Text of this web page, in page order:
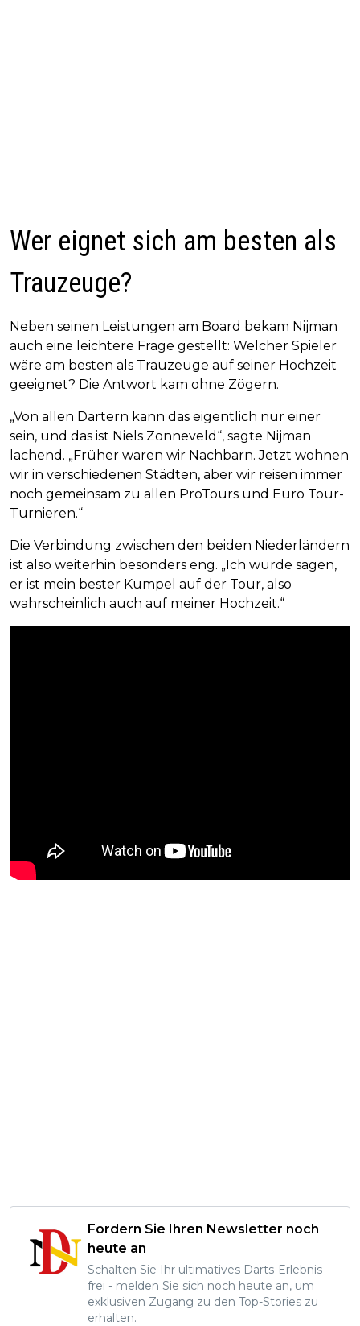
Wer eignet sich am besten als
Trauzeuge?
Neben seinen Leistungen am Board bekam Nijman
auch eine leichtere Frage gestellt: Welcher Spieler
wäre am besten als Trauzeuge auf seiner Hochzeit
geeignet? Die Antwort kam ohne Zögern.
„Von allen Dartern kann das eigentlich nur einer
sein, und das ist Niels Zonneveld“, sagte Nijman
lachend. „Früher waren wir Nachbarn. Jetzt wohnen
wir in verschiedenen Städten, aber wir reisen immer
noch gemeinsam zu allen ProTours und Euro Tour-
Turnieren.“
Die Verbindung zwischen den beiden Niederländern
ist also weiterhin besonders eng. „Ich würde sagen,
er ist mein bester Kumpel auf der Tour, also
wahrscheinlich auch auf meiner Hochzeit.“
Fordern Sie Ihren Newsletter noch
heute an
Schalten Sie Ihr ultimatives Darts-Erlebnis
frei - melden Sie sich noch heute an, um
exklusiven Zugang zu den Top-Stories zu
erhalten.